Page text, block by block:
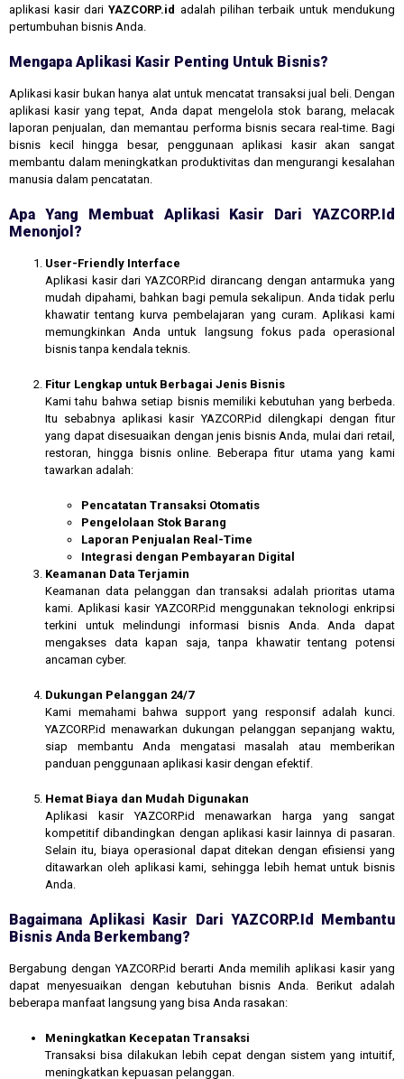
aplikasi kasir dariYAZCORP.id adalah pilihan terbaik untuk mendukung
pertumbuhan bisnis Anda.
Mengapa Aplikasi Kasir Penting Untuk Bisnis?
Aplikasi kasir bukan hanya alat untuk mencatat transaksi jual beli. Dengan
aplikasi kasir yang tepat, Anda dapat mengelola stok barang, melacak
laporan penjualan, dan memantau performa bisnis secara real-time. Bagi
bisnis kecil hingga besar, penggunaan aplikasi kasir akan sangat
membantu dalam meningkatkan produktivitas dan mengurangi kesalahan
manusia dalam pencatatan.
Apa Yang Membuat Aplikasi Kasir Dari YAZCORP.id
Menonjol?
User-Friendly Interface
Aplikasi kasir dari YAZCORP.id dirancang dengan antarmuka yang
mudah dipahami, bahkan bagi pemula sekalipun. Anda tidak perlu
khawatir tentang kurva pembelajaran yang curam. Aplikasi kami
memungkinkan Anda untuk langsung fokus pada operasional
bisnis tanpa kendala teknis.
Fitur Lengkap untuk Berbagai Jenis Bisnis
Kami tahu bahwa setiap bisnis memiliki kebutuhan yang berbeda.
Itu sebabnya aplikasi kasir YAZCORP.id dilengkapi dengan fitur
yang dapat disesuaikan dengan jenis bisnis Anda, mulai dari retail,
restoran, hingga bisnis online. Beberapa fitur utama yang kami
tawarkan adalah:
Pencatatan Transaksi Otomatis
Pengelolaan Stok Barang
Laporan Penjualan Real-Time
Integrasi dengan Pembayaran Digital
Keamanan Data Terjamin
Keamanan data pelanggan dan transaksi adalah prioritas utama
kami. Aplikasi kasir YAZCORP.id menggunakan teknologi enkripsi
terkini untuk melindungi informasi bisnis Anda. Anda dapat
mengakses data kapan saja, tanpa khawatir tentang potensi
ancaman cyber.
Dukungan Pelanggan 24/7
Kami memahami bahwa support yang responsif adalah kunci.
YAZCORP.id menawarkan dukungan pelanggan sepanjang waktu,
siap membantu Anda mengatasi masalah atau memberikan
panduan penggunaan aplikasi kasir dengan efektif.
Hemat Biaya dan Mudah Digunakan
Aplikasi kasir YAZCORP.id menawarkan harga yang sangat
kompetitif dibandingkan dengan aplikasi kasir lainnya di pasaran.
Selain itu, biaya operasional dapat ditekan dengan efisiensi yang
ditawarkan oleh aplikasi kami, sehingga lebih hemat untuk bisnis
Anda.
Bagaimana Aplikasi Kasir Dari YAZCORP.id Membantu
Bisnis Anda Berkembang?
Bergabung dengan YAZCORP.id berarti Anda memilih aplikasi kasir yang
dapat menyesuaikan dengan kebutuhan bisnis Anda. Berikut adalah
beberapa manfaat langsung yang bisa Anda rasakan:
Meningkatkan Kecepatan Transaksi
Transaksi bisa dilakukan lebih cepat dengan sistem yang intuitif,
meningkatkan kepuasan pelanggan.